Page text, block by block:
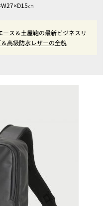
㎝
ース＆土屋鞄の最新ビジネスリ
高級防水レザーの全貌